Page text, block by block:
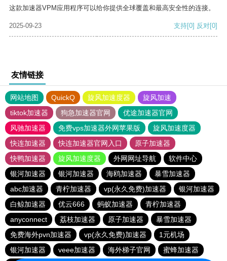
这款加速器VPM应用程序可以给你提供全球覆盖和最高安全性的连接。
2025-09-23 支持[0] 反对[0]
友情链接
网站地图 QuickQ 旋风加速度器
旋风加速
tiktok加速器
狗急加速器官网
优途加速器官网
风驰加速器
免费vps加速器外网苹果版
旋风加速度器
快连加速器
快连加速器官网入口
原子加速器
快鸭加速器
旋风加速度器 外网网址导航
软件中心
银河加速器
银河加速器 海鸥加速器
暴雪加速器
abc加速器
青柠加速器 vp(永久免费)加速器
银河加速器
白鲸加速器
优云666 蚂蚁加速器
青柠加速器
anyconnect
荔枝加速器 原子加速器
暴雪加速器
免费海外pvn加速器
vp(永久免费)加速器
1元机场
银河加速器
veee加速器 海外梯子官网 蜜蜂加速器